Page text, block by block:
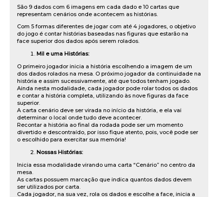
São 9 dados com 6 imagens em cada dado e 10 cartas que
representam cenários onde acontecem as histórias.
Com 5 formas diferentes de jogar com até 4 jogadores, o objetivo
do jogo é contar histórias baseadas nas figuras que estarão na
face superior dos dados após serem rolados.
Mil e uma Histórias:
O primeiro jogador inicia a história escolhendo a imagem de um
dos dados rolados na mesa. O próximo jogador da continuidade na
história e assim sucessivamente, até que todos tenham jogado.
Ainda nesta modalidade, cada jogador pode rolar todos os dados
e contar a história completa, utilizando às nove figuras da face
superior.
A carta cenário deve ser virada no início da história, e ela vai
determinar o local onde tudo deve acontecer.
Recontar a história ao final da rodada pode ser um momento
divertido e descontraído, por isso fique atento, pois, você pode ser
o escolhido para exercitar sua memória!
Nossas Histórias:
Inicia essa modalidade virando uma carta “Cenário” no centro da
mesa.
As cartas possuem marcação que indica quantos dados devem
ser utilizados por carta.
Cada jogador, na sua vez, rola os dados e escolhe a face, inicia a